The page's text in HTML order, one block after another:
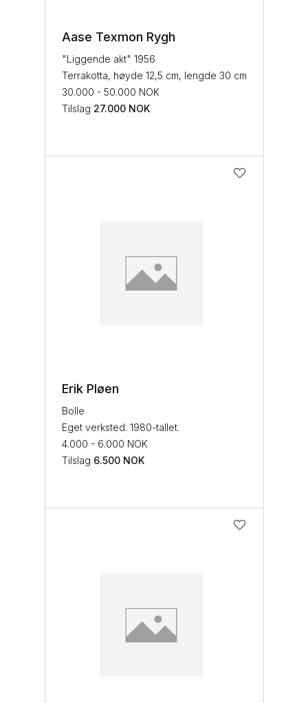
Aase Texmon Rygh
"Liggende akt" 1956
Terrakotta, høyde 12,5 cm, lengde 30 cm
30.000 - 50.000 NOK
Tilslag 27.000 NOK
Erik Pløen
Bolle
Eget verksted. 1980-tallet.
4.000 - 6.000 NOK
Tilslag 6.500 NOK